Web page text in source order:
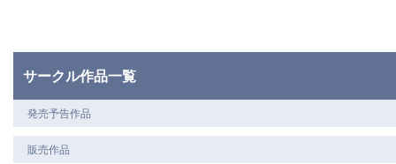
サークル作品一覧
発売予告作品
販売作品